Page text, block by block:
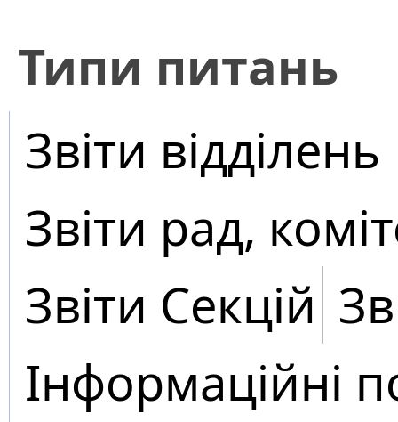
​Типи питань
Звіти відділень
Звіти рад,
Звіти Секцій
Інформаційні